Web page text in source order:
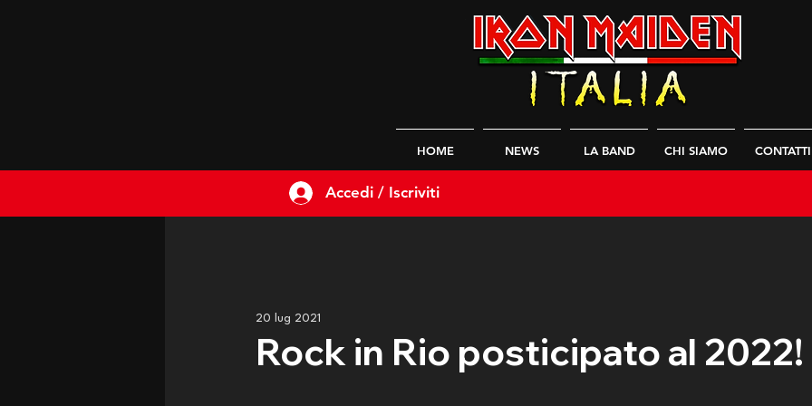
HOME NEWS LA BAND CHI SIAMO CONTATTI
Accedi / Iscriviti
Rock in Rio posticipato al 2022!
20 lug 2021